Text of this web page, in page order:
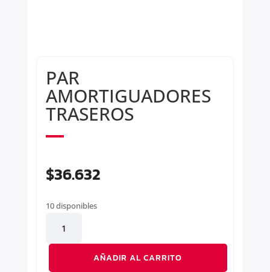
PAR
AMORTIGUADORES
TRASEROS
$36.632
10 disponibles
AMORTIGUADORES
TRASEROS
AÑADIR AL CARRITO